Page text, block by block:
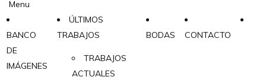
Menu
BANCO
DE
IMÁGENES
ÚLTIMOS
TRABAJOS
TRABAJOS
ACTUALES
BODAS CONTACTO